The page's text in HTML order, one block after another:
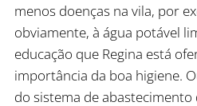
menos doenças na vila, por
obviamente, à água potável
educação que Regina está
importância da boa higiene.
do sistema de abastecimento